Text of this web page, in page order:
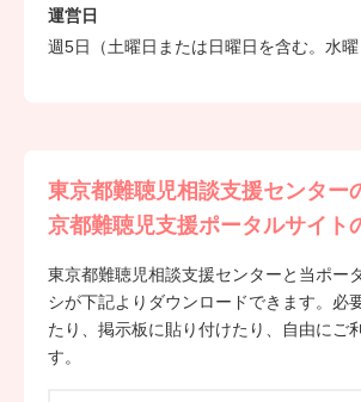
運営日
週5日（土曜日または日曜日を含む。水曜
東京都難聴児相談支援センター
京都難聴児支援ポータルサイト
東京都難聴児相談支援センターと当ポー
シが下記よりダウンロードできます。必
たり、掲示板に貼り付けたり、自由にご
す。